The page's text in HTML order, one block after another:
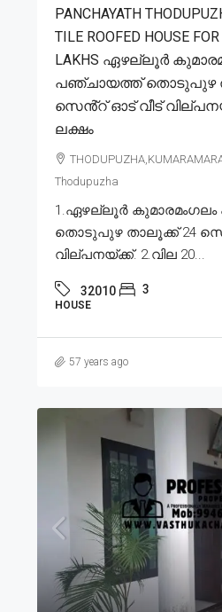
PANCHAYATH
TILE ROOFED HOUSE
LAKHS ഏഴല്ലൂർ
പഞ്ചായത്ത് തൊടുപുഴ
സെൻ്റ് ഓട് വീട്
ലക്ഷം
Thodupuzha
1.ഏഴല്ലൂർ
തൊടുപുഴ താലൂക്ക് 24
വില്പനയ്ക്ക്. 2.വില 20...
32010 3
HOUSE
57 years ago